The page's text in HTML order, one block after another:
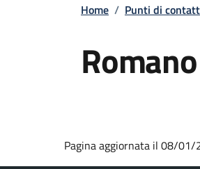
Home / Punti di
Pagina aggiornata il 08/01/